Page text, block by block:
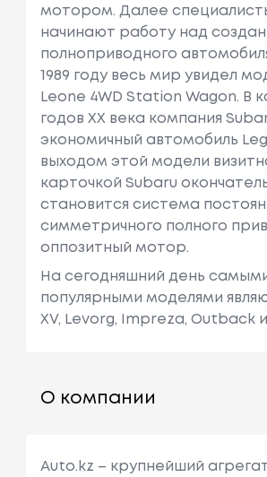
мотором. Далее
начинают работу над
полноприводного
1989 году весь мир увидел
Leone 4WD Station Wagon. В
годов XX века компания
экономичный автомобиль
выходом этой модели
карточкой Subaru
становится система
симметричного полного
оппозитный мотор.
На сегодняшний день
популярными моделями
XV, Levorg, Impreza, Outback
О компании
Auto.kz – крупнейший